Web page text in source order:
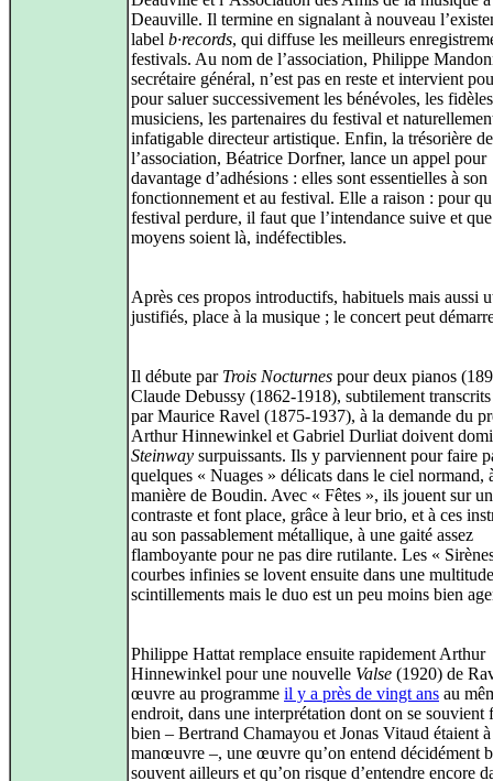
Deauville. Il termine en signalant à nouveau
label b·records, qui diffuse les meilleurs
festivals. Au nom de l’association, Philippe
secrétaire général, n’est pas en reste et intervient
pour saluer successivement les bénévoles, les fidèles
musiciens, les partenaires du festival et
infatigable directeur artistique. Enfin, la trésorière de
l’association, Béatrice Dorfner, lance un appel pour
davantage d’adhésions : elles sont essentielles à son
fonctionnement et au festival. Elle a raison : pour
festival perdure, il faut que l’intendance suive et
moyens soient là, indéfectibles.
Après ces propos introductifs, habituels mais aussi
justifiés, place à la musique ; le concert peut
Il débute par Trois Nocturnes pour deux pianos
Claude Debussy (1862‑1918), subtilement
par Maurice Ravel (1875‑1937), à la demande du
Arthur Hinnewinkel et Gabriel Durliat doivent
Steinway surpuissants. Ils y parviennent pour faire
quelques « Nuages » délicats dans le ciel normand,
manière de Boudin. Avec « Fêtes », ils jouent sur
contraste et font place, grâce à leur brio, et à ces
au son passablement métallique, à une gaité assez
flamboyante pour ne pas dire rutilante. Les «
courbes infinies se lovent ensuite dans une
scintillements mais le duo est un peu moins bien
Philippe Hattat remplace ensuite rapidement Arthur
Hinnewinkel pour une nouvelle Valse (1920) de
œuvre au programme il y a près de vingt ans au
endroit, dans une interprétation dont on se souvient
bien – Bertrand Chamayou et Jonas Vitaud étaient
manœuvre –, une œuvre qu’on entend décidément
souvent ailleurs et qu’on risque d’entendre encore